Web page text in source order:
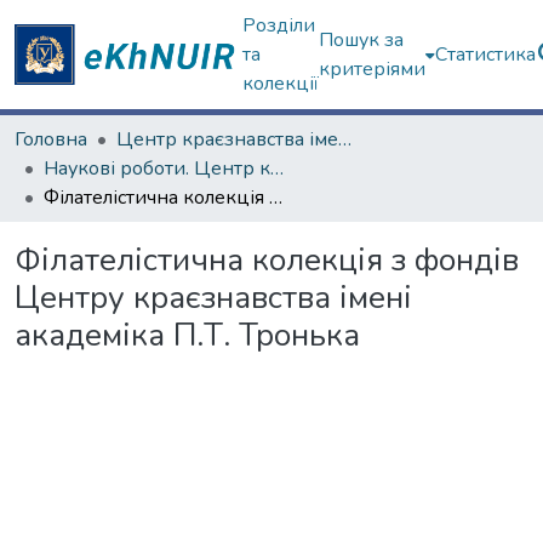
Розділи
та
колекції
Пошук за
критеріями
Статистика
Головна
Центр краєзнавства імені академіка П.Т. Тронька
Наукові роботи. Центр краєзнавства
Філателістична колекція з фондів Центру краєзнавства імені академіка П.Т. Тронька
Філателістична колекція з фондів
Центру краєзнавства імені
академіка П.Т. Тронька